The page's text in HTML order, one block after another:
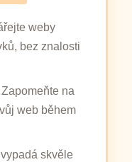
weby
bez znalosti
na
web během
skvěle